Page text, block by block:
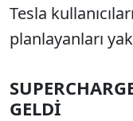
Tesla
planlayanları
GELDİ